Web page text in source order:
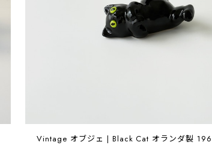
Vintage オブジェ | Black Cat オランダ製